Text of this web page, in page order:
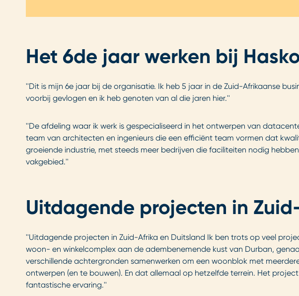
Het 6de jaar werken bij
''Dit is mijn 6e jaar bij de organisatie. Ik heb 5 jaar in de Zuid-Afrikaanse
voorbij gevlogen en ik heb genoten van al die jaren hier.''
''De afdeling waar ik werk is gespecialiseerd in het ontwerpen van
team van architecten en ingenieurs die een efficiënt team vormen dat
groeiende industrie, met steeds meer bedrijven die faciliteiten nodig
vakgebied.''
Uitdagende projecten in
''Uitdagende projecten in Zuid-Afrika en Duitsland Ik ben trots op veel
woon- en winkelcomplex aan de adembenemende kust van Durban,
verschillende achtergronden samenwerken om een woonblok met
ontwerpen (en te bouwen). En dat allemaal op hetzelfde terrein. Het
fantastische ervaring.''